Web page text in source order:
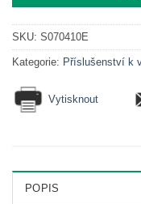
SKU: S070410E
Kategorie: Příslušenství k
Vytisknout
POPIS